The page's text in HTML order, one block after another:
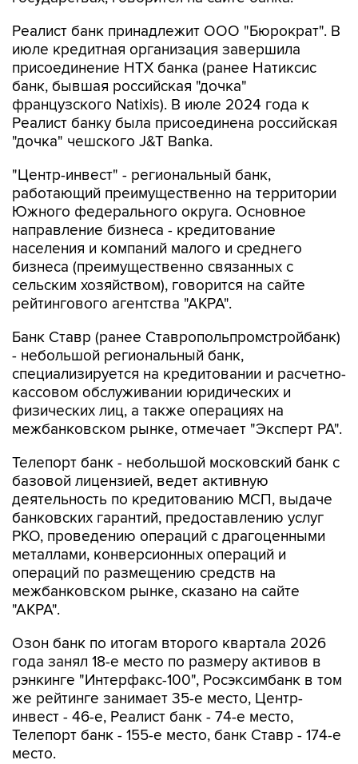
Реалист банк принадлежит ООО "Бюрократ". В
июле кредитная организация завершила
присоединение НТХ банка (ранее Натиксис
банк, бывшая российская "дочка"
французского Natixis). В июле 2024 года к
Реалист банку была присоединена российская
"дочка" чешского J&T Banka.
"Центр-инвест" - региональный банк,
работающий преимущественно на территории
Южного федерального округа. Основное
направление бизнеса - кредитование
населения и компаний малого и среднего
бизнеса (преимущественно связанных с
сельским хозяйством), говорится на сайте
рейтингового агентства "АКРА".
Банк Ставр (ранее Ставропольпромстройбанк)
- небольшой региональный банк,
специализируется на кредитовании и расчетно-
кассовом обслуживании юридических и
физических лиц, а также операциях на
межбанковском рынке, отмечает "Эксперт РА".
Телепорт банк - небольшой московский банк с
базовой лицензией, ведет активную
деятельность по кредитованию МСП, выдаче
банковских гарантий, предоставлению услуг
РКО, проведению операций с драгоценными
металлами, конверсионных операций и
операций по размещению средств на
межбанковском рынке, сказано на сайте
"АКРА".
Озон банк по итогам второго квартала 2026
года занял 18-е место по размеру активов в
рэнкинге "Интерфакс-100", Росэксимбанк в том
же рейтинге занимает 35-е место, Центр-
инвест - 46-е, Реалист банк - 74-е место,
Телепорт банк - 155-е место, банк Ставр - 174-е
место.